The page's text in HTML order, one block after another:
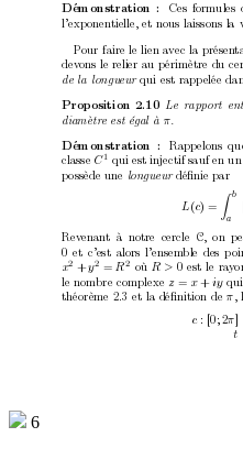
Démonstration : Ces formules
l’exponentielle, et nous laissons la
Pour faire le lien avec la présen
devons le relier au périmètre du
de la longueur qui est rappelée
Proposition 2.10 Le rapport
diamètre est égal à π
Démonstration : Rappelons
classe C1 qui est injectif sauf en
possède une longueur déﬁnie par
L(c) = Zb
a
Revenant à notre cercle C, on p
0et c’est alors l’ensemble des p
x2 +y2 =R2 où R > 0est le ray
le nombre complexe z = x+iy
théorème 2.3 et la déﬁnition de π
c : [0; 2π
t
6